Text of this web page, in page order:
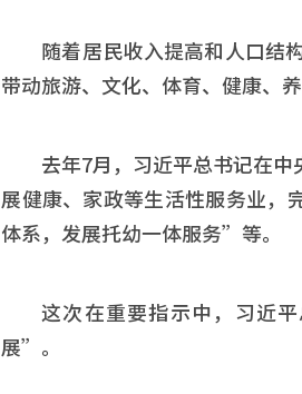
随着居民收入提高和人口
带动旅游、文化、体育、健康、
去年7月，习近平总书记在
展健康、家政等生活性服务业
体系，发展托幼一体服务”等。
这次在重要指示中，习近
展”。